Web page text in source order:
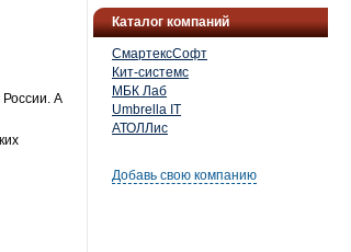
Каталог компаний
СмартексСофт
Кит-системс
МБК Лаб
Umbrella IT
АТОЛЛис
Добавь свою компанию
А